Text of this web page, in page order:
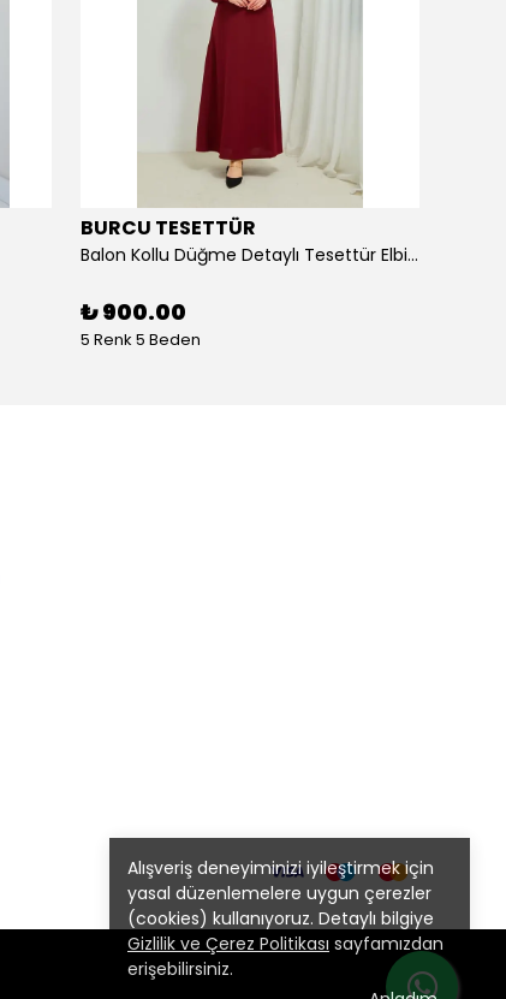
Alışveriş deneyiminizi iyileştirmek için
yasal düzenlemelere uygun çerezler
(cookies) kullanıyoruz. Detaylı bilgiye
Gizlilik ve Çerez Politikası sayfamızdan
erişebilirsiniz.
BURCU TESETTÜR
Balon Kollu Düğme Detaylı Tesettür Elbise 11m02
₺ 900.00
5 Renk 5 Beden